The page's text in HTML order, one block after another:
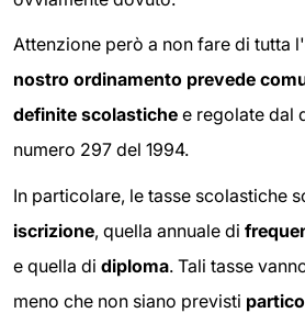
Attenzione però a non fare di tutta
nostro ordinamento prevede
definite scolastiche e regolate dal
numero 297 del 1994.
In particolare, le tasse scolastiche
iscrizione, quella annuale di
e quella di diploma. Tali tasse
meno che non siano previsti